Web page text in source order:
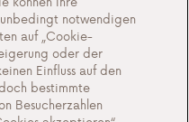
notwendigen
auf „Cookie-
oder der
Einfluss auf den
bestimmte
Besucherzahlen